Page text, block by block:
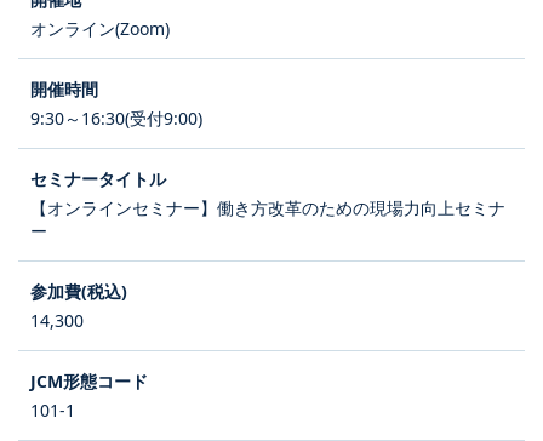
オンライン(Zoom)
9:30～16:30(受付9:00)
【オンラインセミナー】働き方改革のための現場力向上セミナ
ー
14,300
101-1